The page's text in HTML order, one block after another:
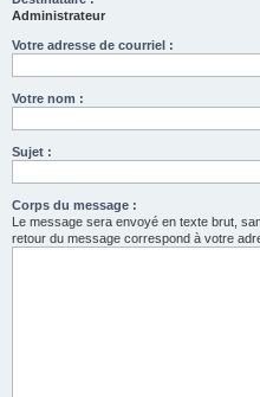
Administrateur
Votre adresse de courriel :
Votre nom :
Sujet :
Corps du message :
Le message sera envoyé en texte brut,
retour du message correspond à votre